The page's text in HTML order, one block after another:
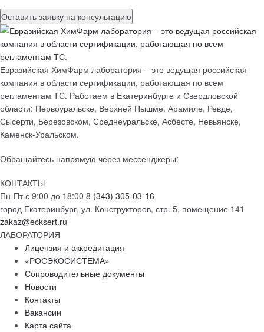
Евразийская ХимФарм лаборатория – это ведущая российская
компания в области сертификации, работающая по всем
регламентам ТС. Работаем в Екатеринбурге и Свердловской
области: Первоуральске, Верхней Пышме, Арамиле, Ревде,
Сысерти, Березовском, Среднеуральске, Асбесте, Невьянске,
Каменск-Уральском.
Обращайтесь напрямую через мессенджеры:
КОНТАКТЫ
Пн-Пт с 9:00 до 18:00 8 (343) 305-03-16
город Екатеринбург, ул. Конструкторов, стр. 5, помещение 141
zakaz@ecksert.ru
ЛАБОРАТОРИЯ
Лицензия и аккредитация
«РОСЭКОСИСТЕМА»
Сопроводительные документы
Новости
Контакты
Вакансии
Карта сайта